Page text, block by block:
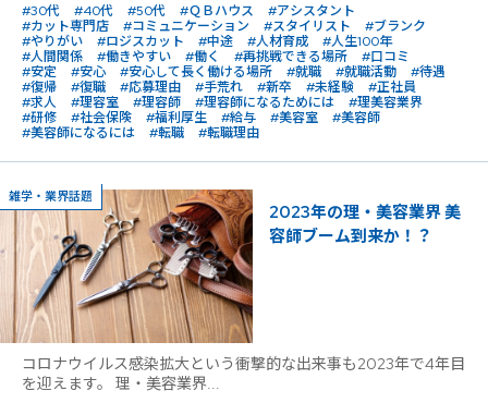
#30代 #40代 #50代 #ＱＢハウス
#アシスタント
#カット専門店
#コミュニケーション #スタイリスト
#ブランク
#やりがい
#ロジスカット #中途 #人材育成
#人生100年
#人間関係
#働きやすい #働く #再挑戦できる場所
#口コミ
#安定
#安心 #安心して長く働ける場所 #就職 #就職活動
#待遇
#復帰
#復職 #応募理由 #手荒れ #新卒 #未経験
#正社員
#求人
#理容室 #理容師 #理容師になるためには
#理美容業界
#研修
#社会保険 #福利厚生 #給与 #美容室
#美容師
#美容師になるには
#転職 #転職理由
雑学・業界話題
2023年の理・美容業界 美
容師ブーム到来か！？
コロナウイルス感染拡大という衝撃的な出来事も2023年で4年目
を迎えます。 理・美容業界...